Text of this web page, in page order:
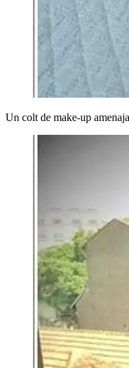
Un colt de make-up